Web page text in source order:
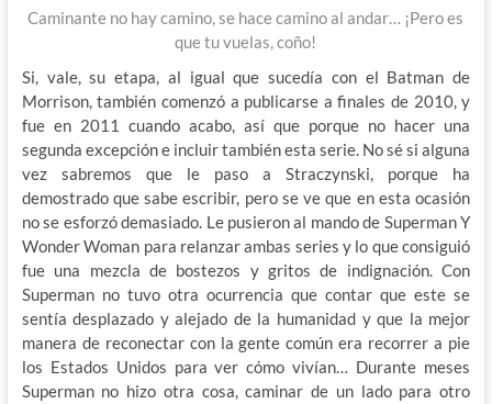
Caminante no hay camino, se hace camino al andar… ¡Pero es
que tu vuelas, coño!
Si, vale, su etapa, al igual que sucedía con el Batman de
Morrison, también comenzó a publicarse a finales de 2010, y
fue en 2011 cuando acabo, así que porque no hacer una
segunda excepción e incluir también esta serie. No sé si alguna
vez sabremos que le paso a Straczynski, porque ha
demostrado que sabe escribir, pero se ve que en esta ocasión
no se esforzó demasiado. Le pusieron al mando de Superman Y
Wonder Woman para relanzar ambas series y lo que consiguió
fue una mezcla de bostezos y gritos de indignación. Con
Superman no tuvo otra ocurrencia que contar que este se
sentía desplazado y alejado de la humanidad y que la mejor
manera de reconectar con la gente común era recorrer a pie
los Estados Unidos para ver cómo vivían… Durante meses
Superman no hizo otra cosa, caminar de un lado para otro